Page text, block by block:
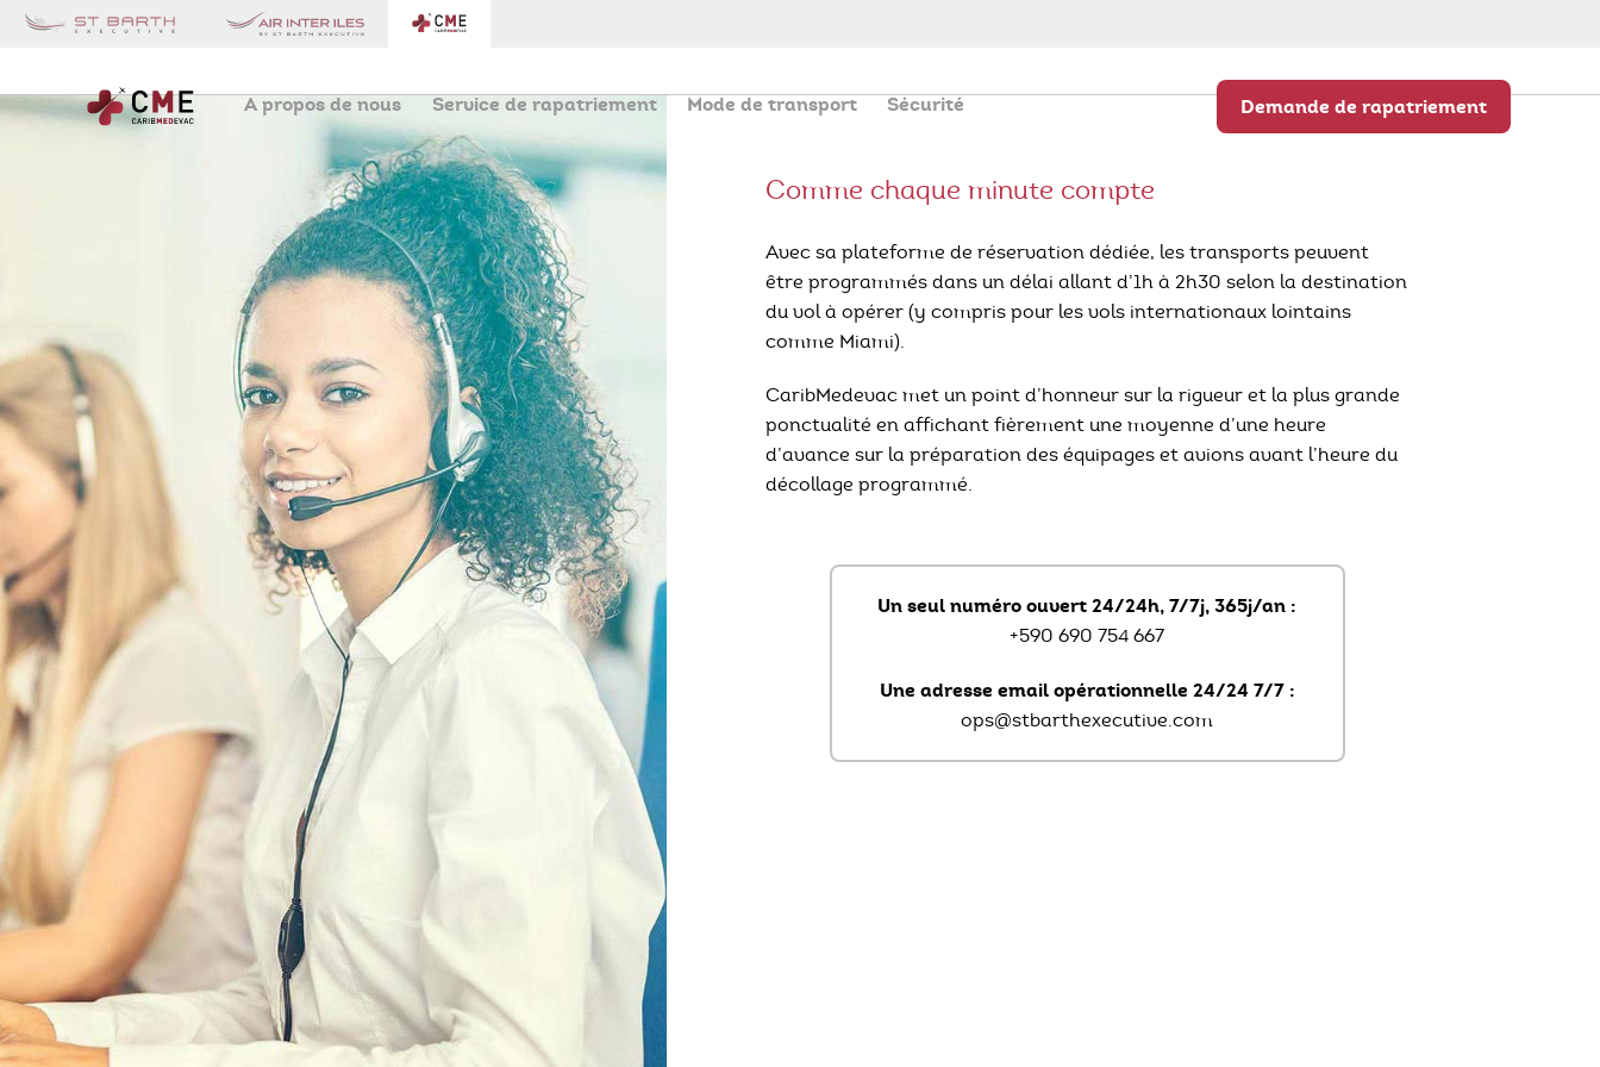
A propos de nous Service de rapatriement Mode de transport Sécurité Demande de rapatriement
A propos de nous
Service de rapatriement
Demande de rapatriement
Comme chaque minute compte
Avec sa plateforme de réservation dédiée, les transports peuvent
être programmés dans un délai allant d’1h à 2h30 selon la destination
du vol à opérer (y compris pour les vols internationaux lointains
comme Miami).
CaribMedevac met un point d’honneur sur la rigueur et la plus grande
ponctualité en affichant fièrement une moyenne d’une heure
d’avance sur la préparation des équipages et avions avant l’heure du
décollage programmé.
Un seul numéro ouvert 24/24h, 7/7j, 365j/an :
+590 690 754 667
Une adresse email opérationnelle 24/24 7/7 :
ops@stbarthexecutive.com